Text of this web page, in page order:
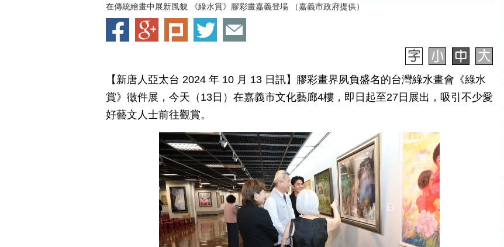
在傳統繪畫中展新風貌 《綠水賞》膠彩畫嘉義登場 （嘉義市政府提供）
【新唐人亞太台 2024 年 10 月 13 日訊】膠彩畫界夙負盛名的台灣綠水畫會《綠水
賞》徵件展，今天（13日）在嘉義市文化藝廊4樓，即日起至27日展出，吸引不少愛
好藝文人士前往觀賞。